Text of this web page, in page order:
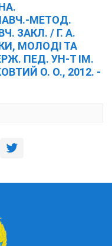
МЕТОД.
ЗАКЛ. / Г. А.
МОЛОДІ ТА
ПЕД. УН-Т ІМ.
О. О., 2012. -